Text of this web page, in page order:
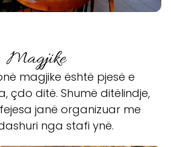
Magjike
magjike është pjesë e
çdo ditë. Shumë ditëlindje,
janë organizuar me
nga stafi ynë.